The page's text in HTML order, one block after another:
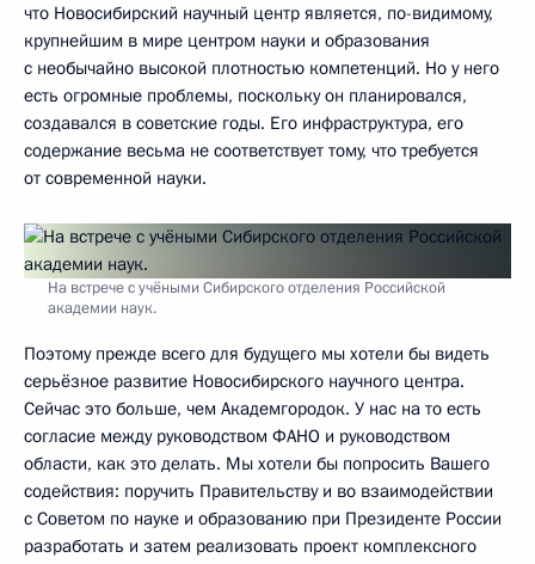
что Новосибирский научный центр является, по-видимому,
крупнейшим в мире центром науки и образования
с необычайно высокой плотностью компетенций. Но у него
есть огромные проблемы, поскольку он планировался,
создавался в советские годы. Его инфраструктура, его
содержание весьма не соответствует тому, что требуется
от современной науки.
На встрече с учёными Сибирского отделения Российской
академии наук.
Поэтому прежде всего для будущего мы хотели бы видеть
серьёзное развитие Новосибирского научного центра.
Сейчас это больше, чем Академгородок. У нас на то есть
согласие между руководством ФАНО и руководством
области, как это делать. Мы хотели бы попросить Вашего
содействия: поручить Правительству и во взаимодействии
с Советом по науке и образованию при Президенте России
разработать и затем реализовать проект комплексного